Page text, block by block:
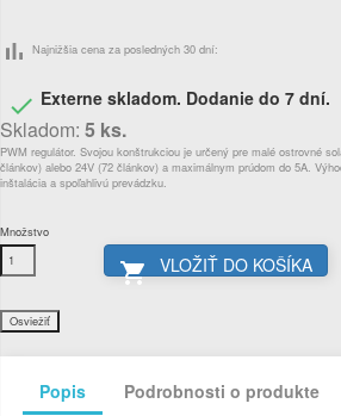
bar_chart Najnižšia cena za posledných 30 dní:
 Externe skladom. Dodanie do 7 dní.
Skladom: 5 ks.
PWM regulátor. Svojou konštrukciou je určený pre malé ostrovné
článkov) alebo 24V (72 článkov) a maximálnym prúdom do 5A.
inštalácia a spoľahlivú prevádzku.
Množstvo
 VLOŽIŤ DO KOŠÍKA
Popis Podrobnosti o produkte